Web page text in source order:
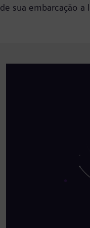
de sua embarcação a